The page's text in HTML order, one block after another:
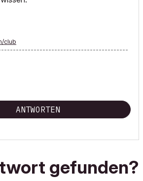
club
ANTWORTEN
gefunden?